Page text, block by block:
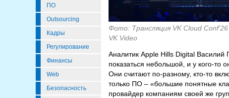
ПО
Outsourcing
Кадры
Регулирование
Финансы
Web
Безопасность
Фото: Трансляция VK Cloud
VK Video
Аналитик Apple Hills Digital Василий
показаться небольшой, и у кого-то
Они считают по-разному, кто-то
только ПО – «большие понятные
провайдер компаниям своей же